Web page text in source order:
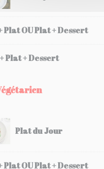
Plat OU Plat + Dessert
Plat + Dessert
Plat du Jour
Plat OU Plat + Dessert